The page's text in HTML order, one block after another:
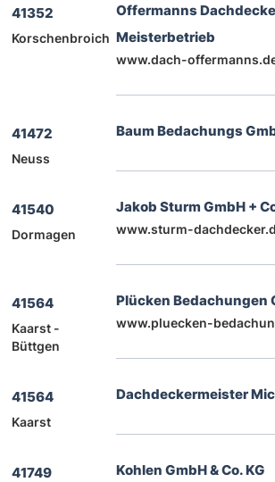
41352
Korschenbroich
Offermanns
Meisterbetrieb
www.dach-
41472
Neuss
Baum Bedachungs
41540
Dormagen
Jakob Sturm GmbH +
www.sturm-
41564
Kaarst -
Büttgen
Plücken Bedachungen
www.pluecken-
41564
Kaarst
Dachdeckermeister
41749 Kohlen GmbH & Co. KG